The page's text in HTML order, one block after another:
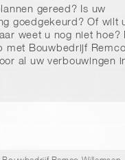
gereed? Is uw
goedgekeurd? Of wilt
weet u nog niet hoe?
met Bouwbedrijf
al uw verbouwingen